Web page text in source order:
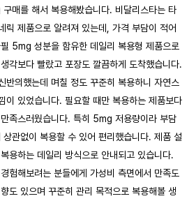
매를 해서 복용해봤습니다. 비달리스타는 타
릭 제품으로 알려져 있는데, 가격 부담이 적어
5mg 성분을 함유한 데일리 복용형 제품으로
각보다 빨랐고 포장도 깔끔하게 도착했습니다.
반의했는데 며칠 정도 꾸준히 복용하니 자연스
이 있었습니다. 필요할 때만 복용하는 제품보다
족스러웠습니다. 특히 5mg 저용량이라 부담
관없이 복용할 수 있어 편리했습니다. 제품 설
용하는 데일리 방식으로 안내되고 있습니다.
험해보려는 분들에게 가성비 측면에서 만족도
도 있으며 꾸준히 관리 목적으로 복용해볼 생